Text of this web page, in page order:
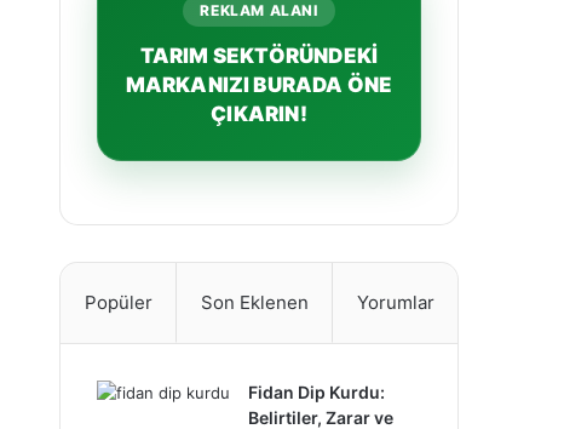
REKLAM ALANI
TARIM SEKTÖRÜNDEKİ
MARKANIZI BURADA ÖNE
ÇIKARIN!
Popüler Son Eklenen Yorumlar
Fidan Dip Kurdu:
Belirtiler, Zarar ve